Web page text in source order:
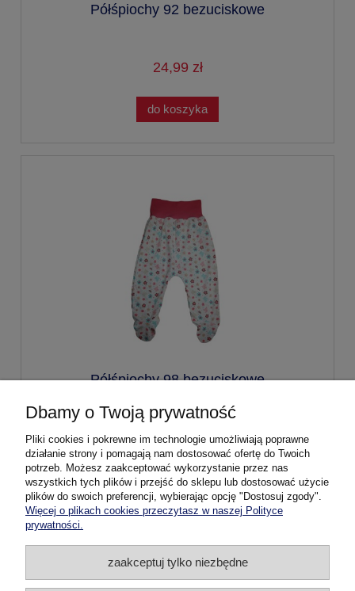
Półśpiochy 92 bezuciskowe
24,99 zł
do koszyka
Półśpiochy 98 bezuciskowe
24,99 zł
do koszyka
Pomoc
Dostawa i płatność
Dbamy o Twoją prywatność
Pliki cookies i pokrewne im technologie umożliwiają poprawne
działanie strony i pomagają nam dostosować ofertę do Twoich
potrzeb. Możesz zaakceptować wykorzystanie przez nas
wszystkich tych plików i przejść do sklepu lub dostosować użycie
plików do swoich preferencji, wybierając opcję "Dostosuj zgody".
Więcej o plikach cookies przeczytasz w naszej Polityce
prywatności.
zaakceptuj tylko niezbędne